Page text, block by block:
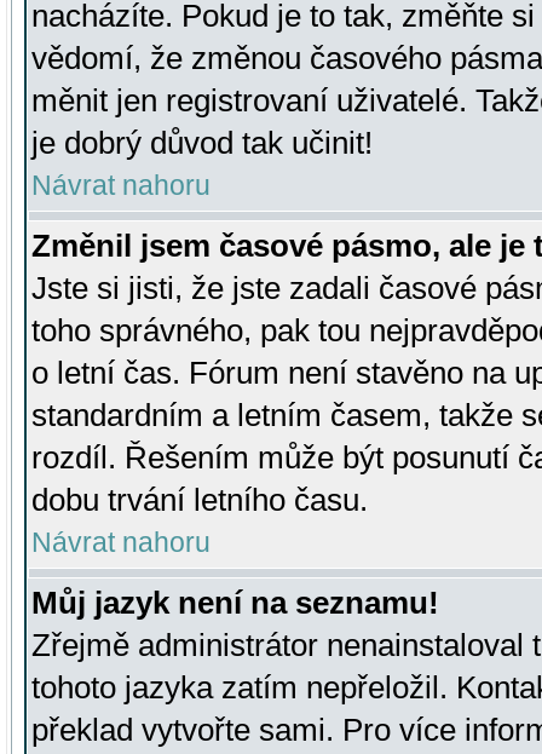
nacházíte. Pokud je to tak, změňte
vědomí, že změnou časového
měnit jen registrovaní uživatelé.
je dobrý důvod tak učinit!
Návrat nahoru
Změnil jsem časové pásmo, ale je
Jste si jisti, že jste zadali časové
toho správného, pak tou
o letní čas. Fórum není stavěno na
standardním a letním časem, takže
rozdíl. Řešením může být posunutí
dobu trvání letního času.
Návrat nahoru
Můj jazyk není na seznamu!
Zřejmě administrátor nenainstaloval
tohoto jazyka zatím nepřeložil.
překlad vytvořte sami. Pro více